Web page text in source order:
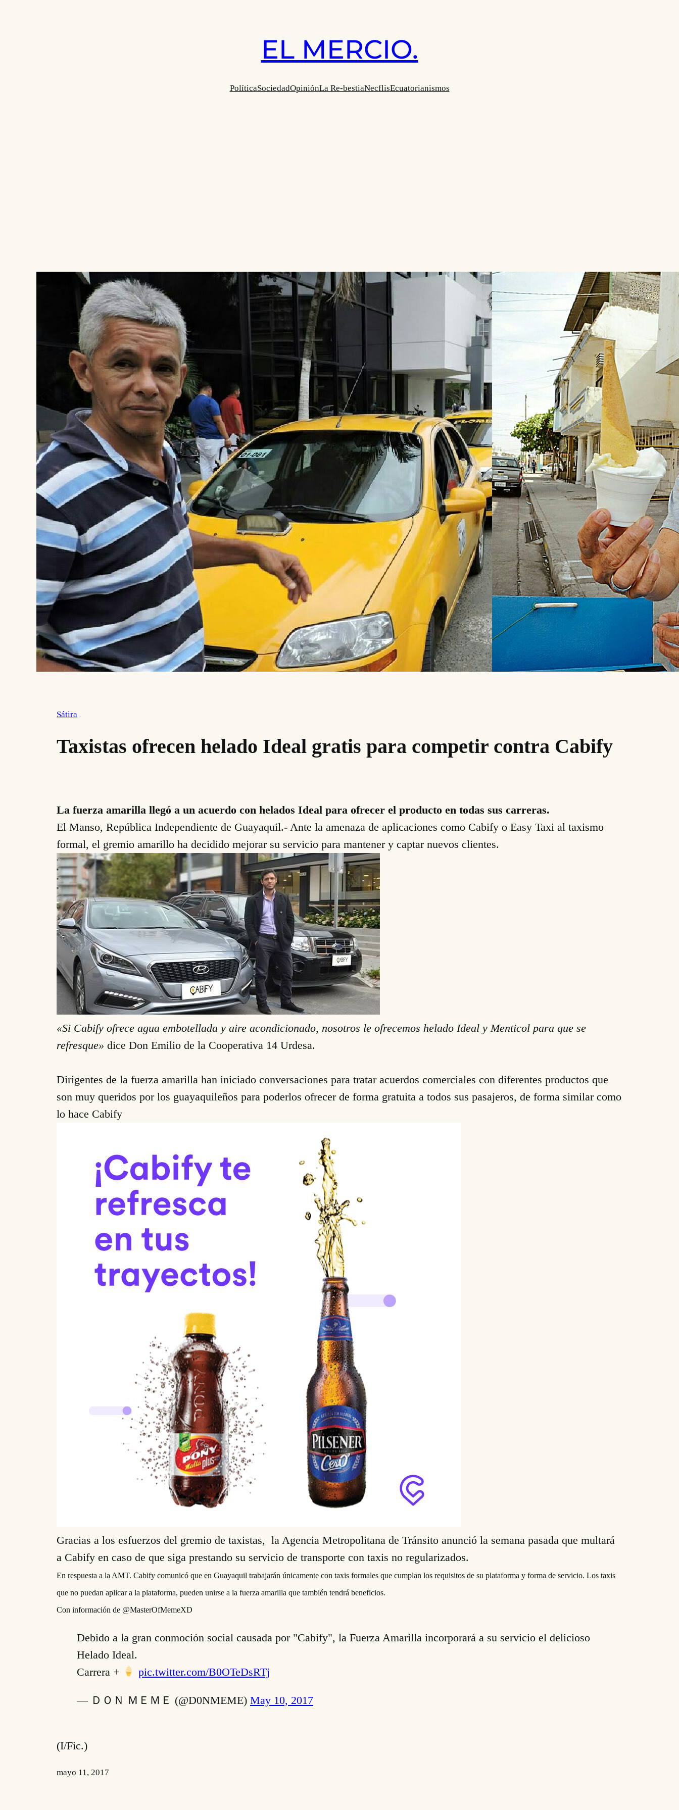
EL MERCIO.
PolíticaSociedadOpiniónLa Re-bestiaNecflisEcuatorianismos
Sátira
Taxistas ofrecen helado Ideal gratis para competir contra Cabify
La fuerza amarilla llegó a un acuerdo con helados Ideal para ofrecer el producto en todas sus carreras.
El Manso, República Independiente de Guayaquil.- Ante la amenaza de aplicaciones como Cabify o Easy Taxi al taxismo
formal, el gremio amarillo ha decidido mejorar su servicio para mantener y captar nuevos clientes.
«Si Cabify ofrece agua embotellada y aire acondicionado, nosotros le ofrecemos helado Ideal y Menticol para que se
refresque» dice Don Emilio de la Cooperativa 14 Urdesa.
Dirigentes de la fuerza amarilla han iniciado conversaciones para tratar acuerdos comerciales con diferentes productos que
son muy queridos por los guayaquileños para poderlos ofrecer de forma gratuita a todos sus pasajeros, de forma similar como
lo hace Cabify
Gracias a los esfuerzos del gremio de taxistas, la Agencia Metropolitana de Tránsito anunció la semana pasada que multará
a Cabify en caso de que siga prestando su servicio de transporte con taxis no regularizados.
En respuesta a la AMT. Cabify comunicó que en Guayaquil trabajarán únicamente con taxis formales que cumplan los requisitos de su plataforma y forma de servicio. Los taxis
que no puedan aplicar a la plataforma, pueden unirse a la fuerza amarilla que también tendrá beneficios.
Con información de @MasterOfMemeXD
Debido a la gran conmoción social causada por "Cabify", la Fuerza Amarilla incorporará a su servicio el delicioso
Helado Ideal.
Carrera +
pic.twitter.com/B0OTeDsRTj
— ＤＯＮ ＭＥＭＥ (@D0NMEME) May 10, 2017
(I/Fic.)
mayo 11, 2017